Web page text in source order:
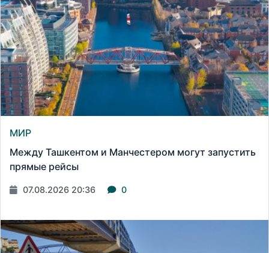
МИР
Между Ташкентом и Манчестером могут запустить
прямые рейсы
07.08.2026 20:36 0